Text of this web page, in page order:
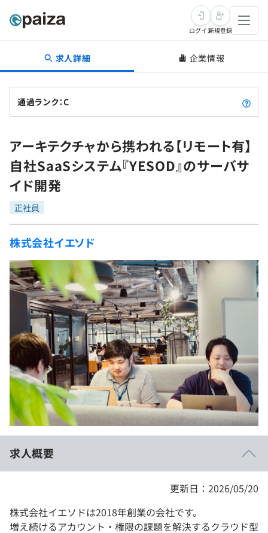
転職・キャリア
転職成功ガイド
転職エージェント
インタビュー
転職成功ガイド
新卒就活
求人検索
本選考
インターン
新卒エージェント
イベント・セミナー
インタビュー
就活成功ガイド
学習
問題集
4択課題
ナレッジ
リファレンス
プラン
個人向けプラン
法人向けプラン
学校向けプラン
契約内容・クーポン
プログラミング言語
評価結果一覧
再チャレンジ結果一覧
ゲーム・マンガ
Tech Team Journal
paiza times
note
paizaとは？
ログイン新規登録
求人詳細 企業情報
通過ランク：C
アーキテクチャから携われる【リモート有】
自社SaaSシステム『YESOD』のサーバサ
イド開発
正社員
株式会社イエソド
求人概要
更新日：2026/05/20
株式会社イエソドは2018年創業の会社です。
増え続けるアカウント・権限の課題を解決するクラウド型